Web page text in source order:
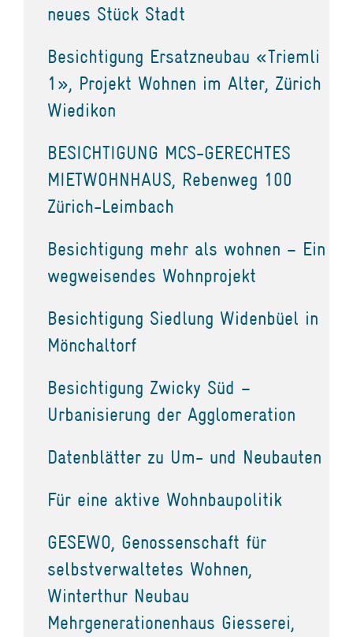
neues Stück Stadt
Besichtigung Ersatzneubau «Triemli
1», Projekt Wohnen im Alter, Zürich
Wiedikon
BESICHTIGUNG MCS-GERECHTES
MIETWOHNHAUS, Rebenweg 100
Zürich-Leimbach
Besichtigung mehr als wohnen – Ein
wegweisendes Wohnprojekt
Besichtigung Siedlung Widenbüel in
Mönchaltorf
Besichtigung Zwicky Süd –
Urbanisierung der Agglomeration
Datenblätter zu Um- und Neubauten
Für eine aktive Wohnbaupolitik
GESEWO, Genossenschaft für
selbstverwaltetes Wohnen,
Winterthur Neubau
Mehrgenerationenhaus Giesserei,